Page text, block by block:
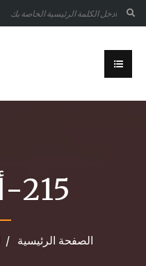
215-أمة اقرأ
الصفحة الرئيسية